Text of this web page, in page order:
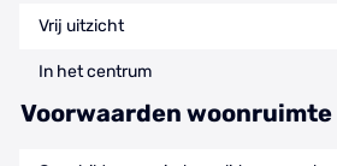
Vrij uitzicht
In het centrum
Voorwaarden woonruimte